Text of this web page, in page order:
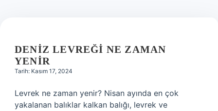
DENIZ LEVREĞI NE ZAMAN
YENIR
Tarih: Kasım 17, 2024
Levrek ne zaman yenir? Nisan ayında en çok
yakalanan balıklar kalkan balığı, levrek ve